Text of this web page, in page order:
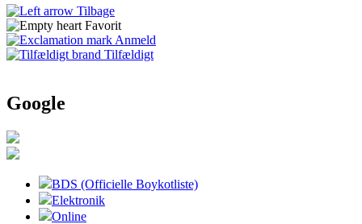
Tilbage
Favorit
Anmeld
Tilfældigt
Google
BDS (Officielle Boykotliste)
Elektronik
Online